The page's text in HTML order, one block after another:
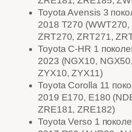
Toyota Avensis 3
2018 T270 (WWT270,
ZRT270, ZRT271,
Toyota C-HR 1
2023 (NGX10,
ZYX10, ZYX11)
Toyota Corolla 11
2019 E170, E180
ZRE181, ZRE182)
Toyota Verso 1